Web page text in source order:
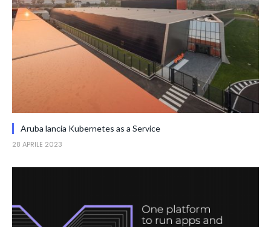
Aruba lancia Kubernetes as a Service
28 APRILE 2023